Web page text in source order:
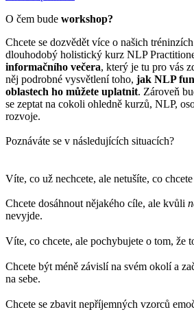
O čem bude workshop?
Chcete se dozvědět více o našich
dlouhodobý holistický kurz NLP
informačního večera, který je tu pro vás
něj podrobné vysvětlení toho, jak NLP
oblastech ho můžete uplatnit. Zároveň
se zeptat na cokoli ohledně kurzů, NLP,
rozvoje.
Poznáváte se v následujících situacích?
Víte, co už nechcete, ale netušíte, co
Chcete dosáhnout nějakého cíle, ale kvůli
nevyjde.
Víte, co chcete, ale pochybujete o tom, že
Chcete být méně závislí na svém okolí a
na sebe.
Chcete se zbavit nepříjemných vzorců